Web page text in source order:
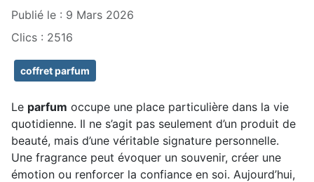
Publié le : 9 Mars 2026
Clics : 2516
coffret parfum
Le parfum occupe une place particulière dans la vie
quotidienne. Il ne s’agit pas seulement d’un produit de
beauté, mais d’une véritable signature personnelle.
Une fragrance peut évoquer un souvenir, créer une
émotion ou renforcer la confiance en soi. Aujourd’hui,